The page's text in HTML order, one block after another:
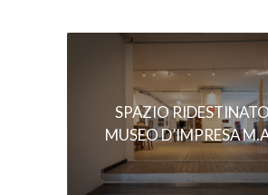
SPAZIO
MUSEO D’IMPRESA